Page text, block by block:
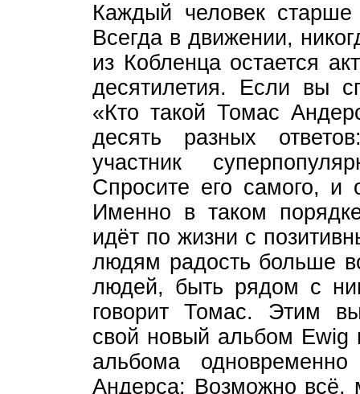
Каждый человек
Всегда в движении,
из Кобленца остается
десятилетия. Если вы
«Кто такой Томас
десять разных
участник
Спросите его самого, и
Именно в таком
идёт по жизни с
людям радость больше
людей, быть рядом с
говорит Томас. Этим
свой новый альбом
альбома
Андерса: Возможно всё,